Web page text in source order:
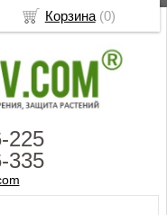
225
335
Корзина(0)